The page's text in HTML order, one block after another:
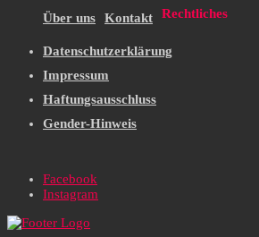
Über uns Kontakt Rechtliches
Datenschutzerklärung
Impressum
Haftungsausschluss
Gender-Hinweis
Facebook
Instagram